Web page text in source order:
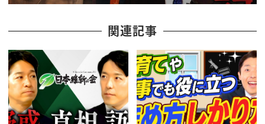
っていうことと あとほら
あっちゃんシンガポールとかでも
やっぱりこう世界でウケるじゃない
で日本人がやってるのが
やっぱ1番説得力が
あるって言うのと それから ま趣味としての
関連記事